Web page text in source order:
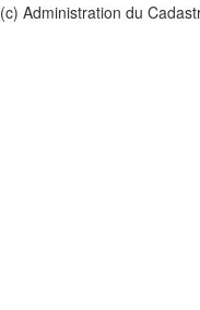
(c) Administration du